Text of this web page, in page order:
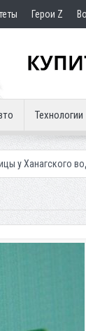
Герои Z
Технологии